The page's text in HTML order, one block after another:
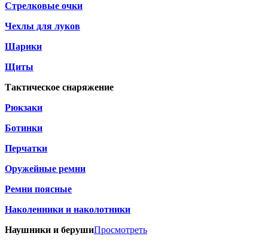
Стрелковые очки
Чехлы для луков
Шарики
Щиты
Тактическое снаряжение
Рюкзаки
Ботинки
Перчатки
Оружейные ремни
Ремни поясные
Наколенники и наколотники
Наушники и берушиПросмотреть